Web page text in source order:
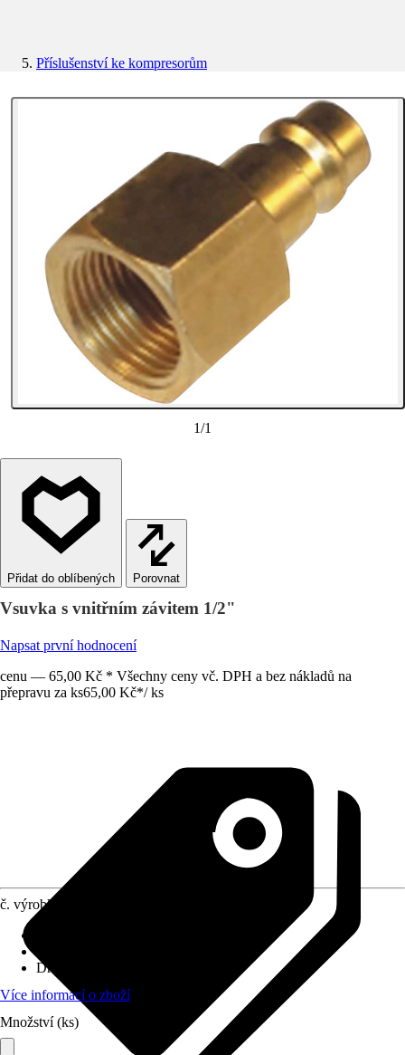
Příslušenství ke kompresorům
1/1
Porovnat
Vsuvka s vnitřním závitem 1/2"
Napsat první hodnocení
cenu — 65,00 Kč * Všechny ceny vč. DPH a bez nákladů na
přepravu za ks65,00 Kč*/ ks
č. výrobku
Druh závitu
Více informací o zboží
Množství (ks)